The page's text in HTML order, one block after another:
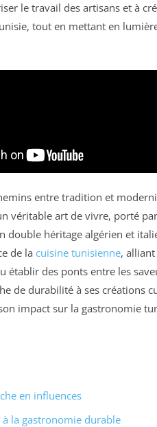
le travail des artisans et à
tout en mettant en
entre tradition et
véritable art de vivre, porté
double héritage algérien et
de la cuisine tunisienne,
établir des ponts entre les
de durabilité à ses créations
impact sur la gastronomie
en influences
la gastronomie durable